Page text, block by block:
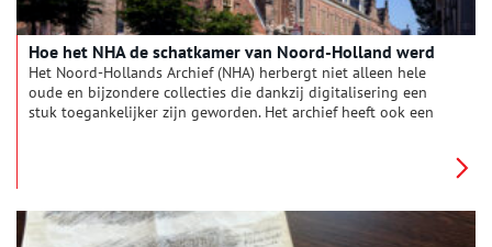
Hoe het NHA de schatkamer van Noord-Holland werd
Het Noord-Hollands Archief (NHA) herbergt niet alleen hele
oude en bijzondere collecties die dankzij digitalisering een
stuk toegankelijker zijn geworden. Het archief heeft ook een